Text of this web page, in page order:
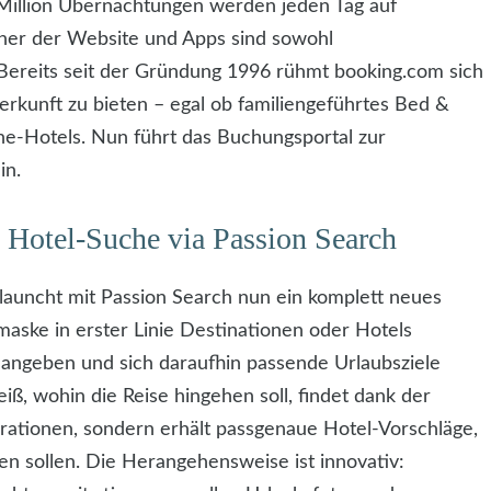
Übernachtungen werden jeden Tag auf
der Website und Apps sind sowohl
seit der Gründung 1996 rühmt booking.com sich
zu bieten – egal ob familiengeführtes Bed &
Hotels. Nun führt das Buchungsportal zur
Suche via Passion Search
mit Passion Search nun ein komplett neues
in erster Linie Destinationen oder Hotels
und sich daraufhin passende Urlaubsziele
wohin die Reise hingehen soll, findet dank der
sondern erhält passgenaue Hotel-Vorschläge,
sollen. Die Herangehensweise ist innovativ: